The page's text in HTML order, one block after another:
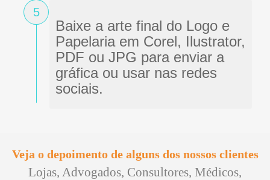
5
Baixe a arte final do Logo e
Papelaria em Corel, Ilustrator,
PDF ou JPG para enviar a
gráfica ou usar nas redes
sociais.
Veja o depoimento de alguns dos nossos clientes
Lojas, Advogados, Consultores, Médicos,